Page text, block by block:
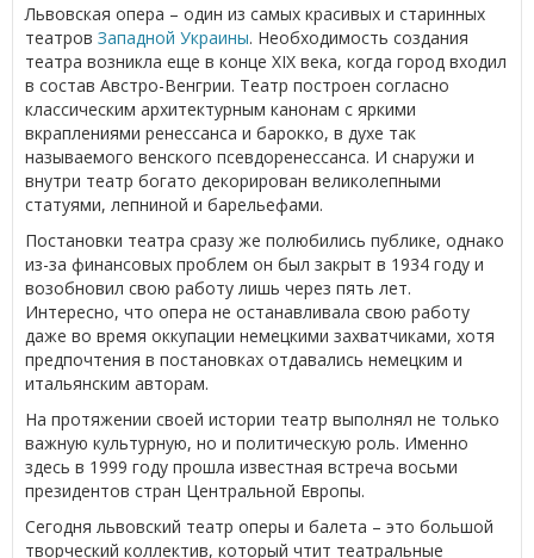
Львовская опера – один из самых красивых и старинных
театров Западной Украины. Необходимость создания
театра возникла еще в конце XIX века, когда город входил
в состав Австро-Венгрии. Театр построен согласно
классическим архитектурным канонам с яркими
вкраплениями ренессанса и барокко, в духе так
называемого венского псевдоренессанса. И снаружи и
внутри театр богато декорирован великолепными
статуями, лепниной и барельефами.
Постановки театра сразу же полюбились публике, однако
из-за финансовых проблем он был закрыт в 1934 году и
возобновил свою работу лишь через пять лет.
Интересно, что опера не останавливала свою работу
даже во время оккупации немецкими захватчиками, хотя
предпочтения в постановках отдавались немецким и
итальянским авторам.
На протяжении своей истории театр выполнял не только
важную культурную, но и политическую роль. Именно
здесь в 1999 году прошла известная встреча восьми
президентов стран Центральной Европы.
Сегодня львовский театр оперы и балета – это большой
творческий коллектив, который чтит театральные